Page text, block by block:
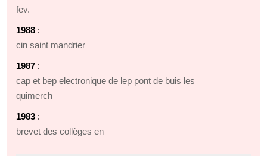
fev.
1988 :
cin saint mandrier
1987 :
cap et bep electronique de lep pont de buis les
quimerch
1983 :
brevet des collèges en